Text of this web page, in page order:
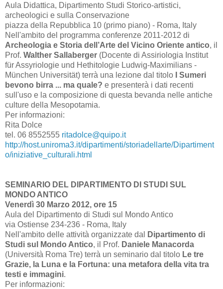
Aula Didattica, Dipartimento Studi Storico-artistici,
archeologici e sulla Conservazione
piazza della Repubblica 10 (primo piano) - Roma, Italy
Nell'ambito del programma conferenze 2011-2012 di
Archeologia e Storia dell’Arte del Vicino Oriente antico, il
Prof. Walther Sallaberger (Docente di Assiriologia Institut
für Assyriologie und Hethitologie Ludwig-Maximilians -
München Universität) terrà una lezione dal titolo
I Sumeri
bevono birra ... ma quale? e presenterà i dati recenti
sull'uso e la composizione di questa bevanda nelle antiche
culture della Mesopotamia.
Per informazioni:
Rita Dolce
tel. 06 8552555 ritadolce@quipo.it
http://host.uniroma3.it/dipartimenti/storiadellarte/Dipartiment
o/iniziative_culturali.html
SEMINARIO DEL DIPARTIMENTO DI STUDI SUL
MONDO ANTICO
Venerdì 30 Marzo 2012, ore 15
Aula del Dipartimento di Studi sul Mondo Antico
via Ostiense 234-236 - Roma, Italy
Nell'ambito delle attività organizzate dal
Dipartimento di
Studi sul Mondo Antico, il Prof. Daniele Manacorda
(Università Roma Tre) terrà un seminario dal titolo Le tre
Grazie, la Luna e la Fortuna: una metafora della vita tra
testi e immagini.
Per informazioni: